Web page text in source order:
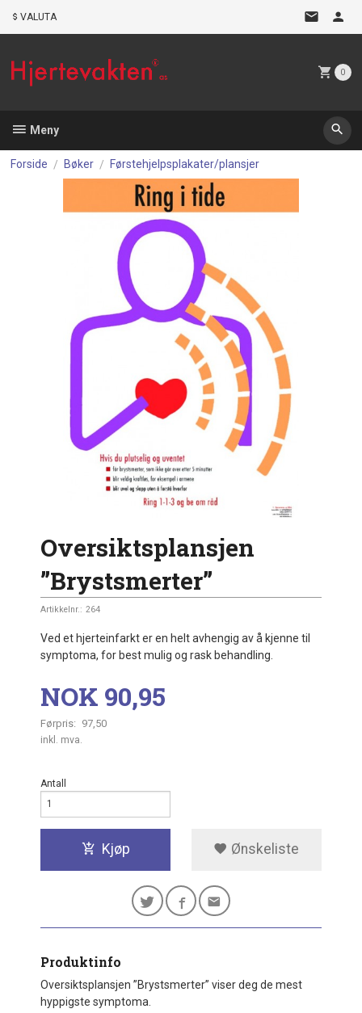
VALUTA
0
Meny
Forside Bøker Førstehjelpsplakater/plansjer
Oversiktsplansjen
”Brystsmerter”
Artikkelnr.: 264
Ved et hjerteinfarkt er en helt avhengig av å kjenne til
symptoma, for best mulig og rask behandling.
Tilbud
NOK 90,95
Førpris: 97,50
Rabatt
inkl. mva.
Antall
Kjøp Ønskeliste
Produktinfo
Oversiktsplansjen ”Brystsmerter” viser deg de mest
hyppigste symptoma.